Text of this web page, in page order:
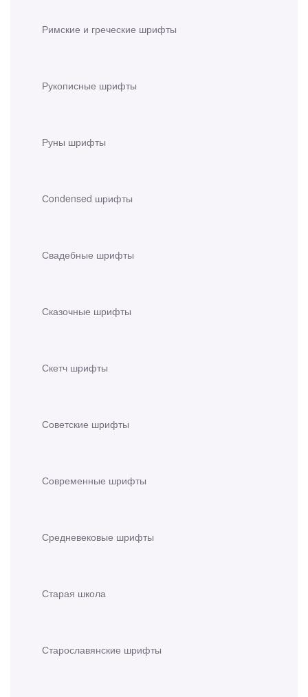
Римские и греческие шрифты
Рукописные шрифты
Руны шрифты
Сondensed шрифты
Свадебные шрифты
Сказочные шрифты
Скетч шрифты
Советские шрифты
Современные шрифты
Средневековые шрифты
Старая школа
Старославянские шрифты